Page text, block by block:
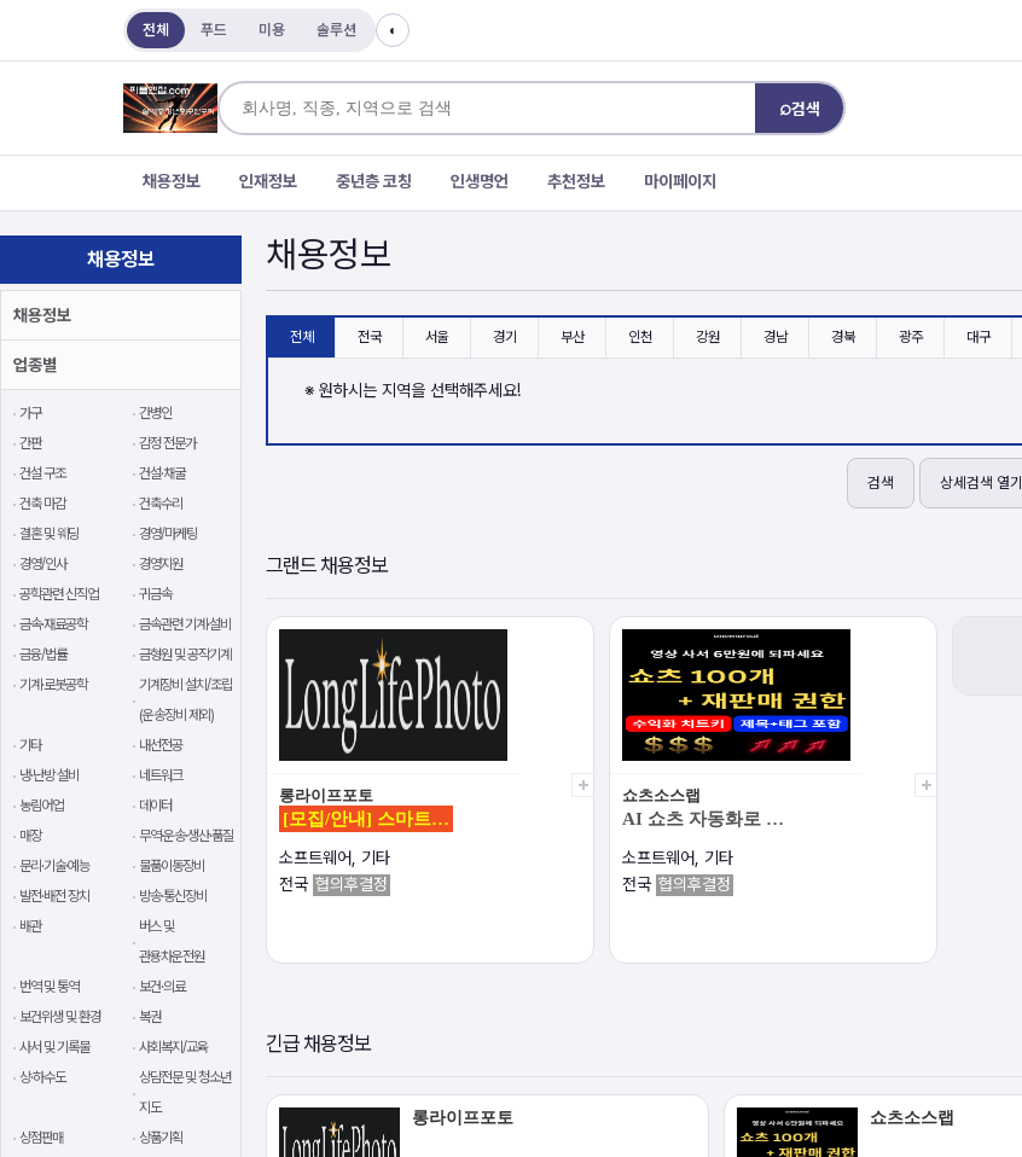
전체 푸드 미용 솔루션 ◐
⌕검색
채용정보 인재정보 중년층 코칭 인생명언 추천정보 마이페이지
채용정보
채용정보
업종별
가구
간병인
간판
감정 전문가
건설 구조
건설·채굴
건축 마감
건축수리
결혼 및 웨딩
경영/마케팅
경영/인사
경영지원
공학관련 신직업
귀금속
금속·재료공학
금속관련 기계·설비
금융/법률
금형원 및 공작기계
기계·로봇공학
기계장비 설치/조립
(운송장비 제외)
기타
내선전공
냉·난방 설비
네트워크
농림어업
데이터
매장
무역·운송·생산·품질
문리·기술·예능
물품이동장비
발전·배전 장치
방송·통신장비
배관
버스 및
관용차운전원
번역 및 통역
보건·의료
보건위생 및 환경
복권
사서 및 기록물
사회복지/교육
상·하수도
상담전문 및 청소년
지도
상점판매
상품기획
채용정보
전체 전국 서울 경기 부산 인천 강원 경남 경북 광주 대구
※ 원하시는 지역을 선택해주세요!
검색 상세검색 열기
그랜드 채용정보
롱라이프포토
[모집/안내] 스마트…
소프트웨어, 기타
전국 협의후결정
쇼츠소스랩
AI 쇼츠 자동화로 …
소프트웨어, 기타
전국 협의후결정
긴급 채용정보
롱라이프포토 쇼츠소스랩